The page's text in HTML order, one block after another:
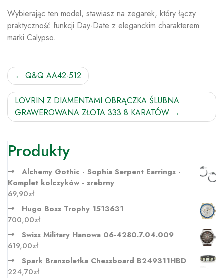
Wybierając ten model, stawiasz na zegarek, który łączy
praktyczność funkcji Day-Date z eleganckim charakterem
marki Calypso.
Nawigacja
wpisu
Q&Q AA42-512
LOVRIN Z DIAMENTAMI OBRĄCZKA ŚLUBNA
GRAWEROWANA ZŁOTA 333 8 KARATÓW
Produkty
Alchemy Gothic - Sophia Serpent Earrings -
Komplet kolczyków - srebrny
69,90zł
Hugo Boss Trophy 1513631
700,00zł
Swiss Military Hanowa 06-4280.7.04.009
619,00zł
Spark Bransoletka Chessboard B249311HBD
224,70zł